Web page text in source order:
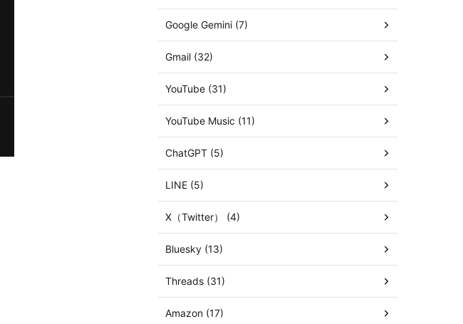
Google Gemini (7)
Gmail (32)
YouTube (31)
YouTube Music (11)
ChatGPT (5)
LINE (5)
X（Twitter） (4)
Bluesky (13)
Threads (31)
Amazon (17)